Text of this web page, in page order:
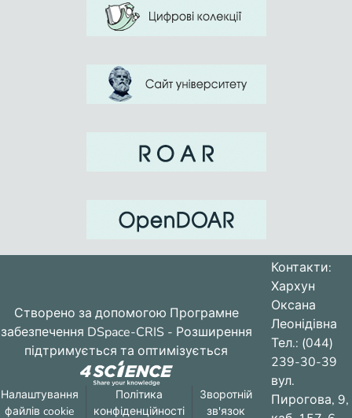
Створено за допомогою Програмне
забезпечення DSpace-CRIS - Розширення
підтримується та оптимізується
Налаштування
файлів cookie
Політика
конфіденційності
Зворотній
зв'язок
Контакти:
Хархун
Оксана
Леонідівна
Тел.: (044)
239-30-39
вул.
Пирогова, 9,